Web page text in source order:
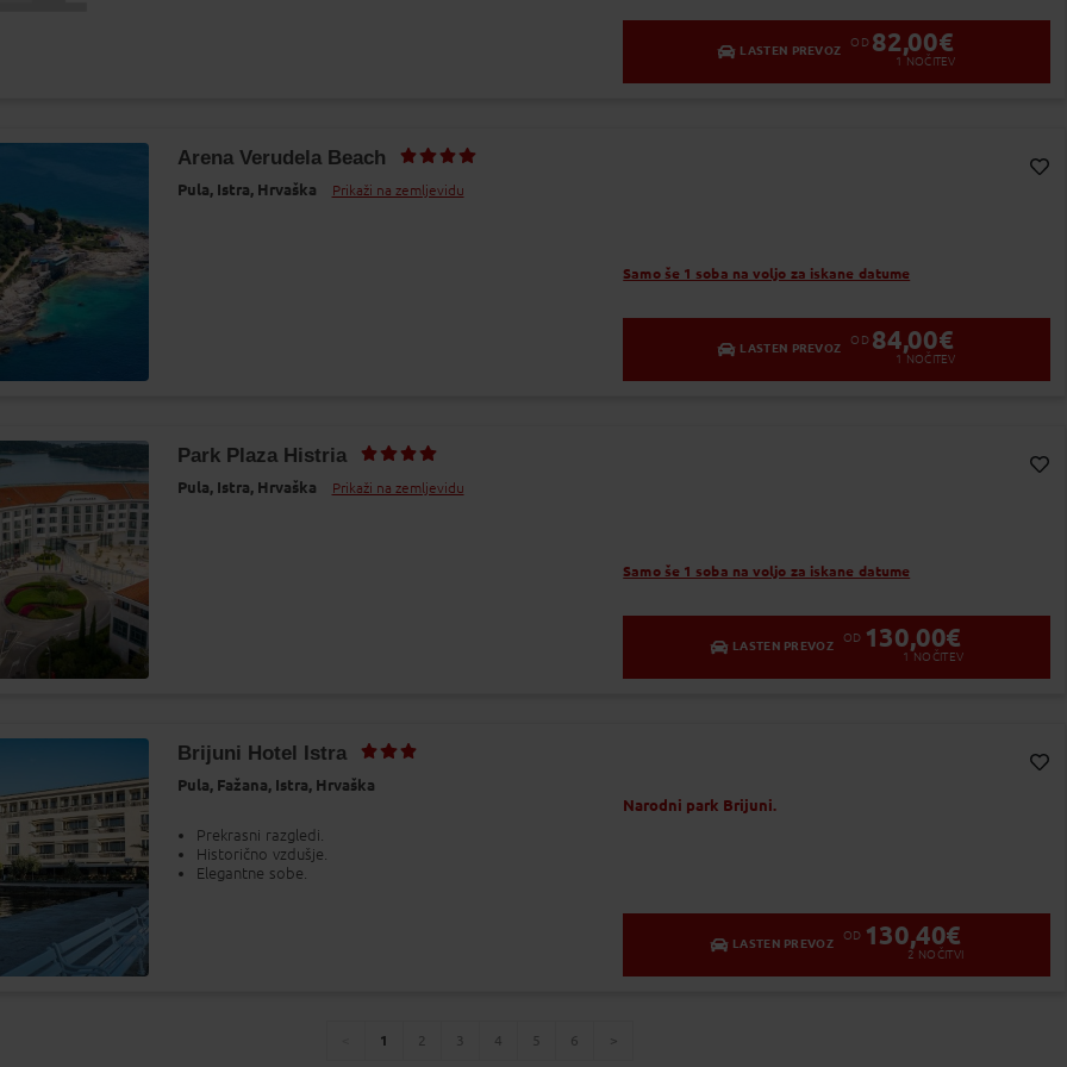
LASTEN PREVOZ
OD 82,00€
1 NOČITEV
Arena Verudela Beach
Pula, Istra, Hrvaška Prikaži na zemljevidu
Samo še 1 soba na voljo za iskane datume
LASTEN PREVOZ
OD 84,00€
1 NOČITEV
Park Plaza Histria
Pula, Istra, Hrvaška Prikaži na zemljevidu
Samo še 1 soba na voljo za iskane datume
LASTEN PREVOZ
OD 130,00€
1 NOČITEV
Brijuni Hotel Istra
Pula, Fažana, Istra, Hrvaška
Prekrasni razgledi.
Historično vzdušje.
Elegantne sobe.
Narodni park Brijuni.
LASTEN PREVOZ
OD 130,40€
2 NOČITVI
You're
1
page
2
page
3 4
page
5
page
6